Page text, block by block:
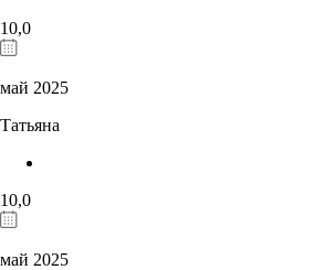
10,0
май 2025
Татьяна
10,0
май 2025